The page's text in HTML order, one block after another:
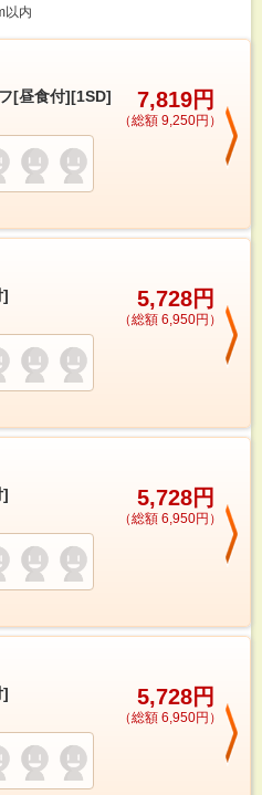
内
[昼食付][1SD] 7,819円
（総額 9,250円）
] 5,728円
（総額 6,950円）
] 5,728円
（総額 6,950円）
] 5,728円
（総額 6,950円）